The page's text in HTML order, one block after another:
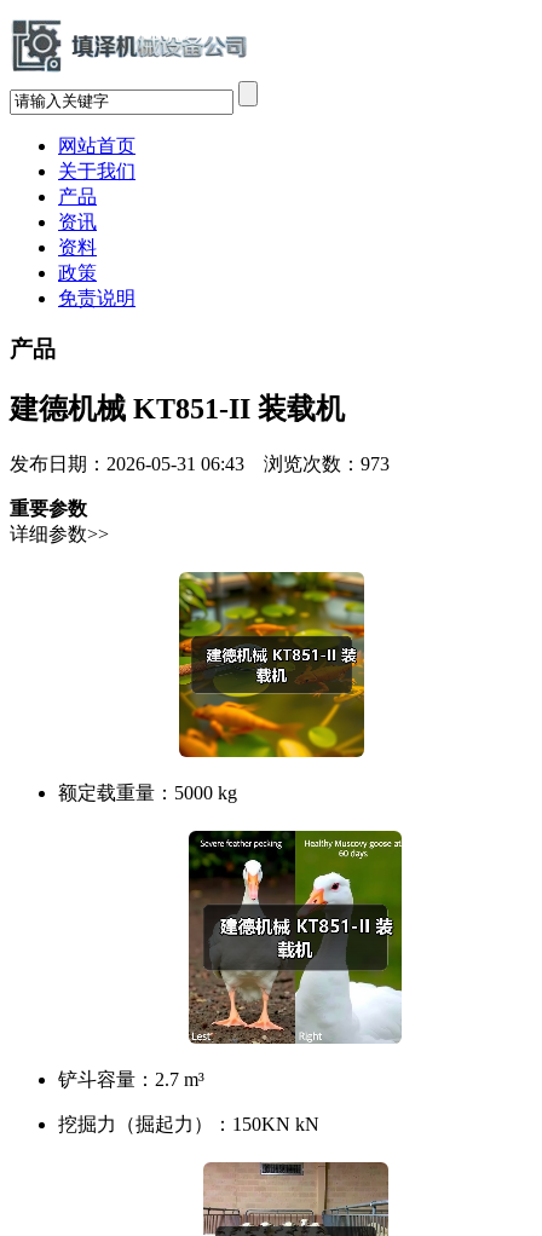
网站首页
关于我们
产品
资讯
资料
政策
免责说明
产品
建德机械 KT851-II 装载机
发布日期：2026-05-31 06:43 浏览次数： 973
重要参数
详细参数>>
额定载重量： 5000 kg
铲斗容量： 2.7 m³
挖掘力（掘起力）： 150KN kN